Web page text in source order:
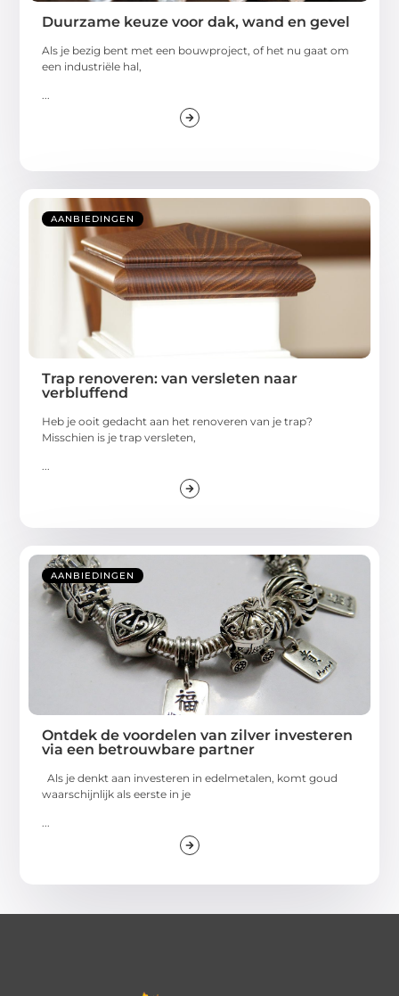
Duurzame keuze voor dak, wand en gevel
Als je bezig bent met een bouwproject, of het nu gaat om
een industriële hal,
...
AANBIEDINGEN
Trap renoveren: van versleten naar
verbluffend
Heb je ooit gedacht aan het renoveren van je trap?
Misschien is je trap versleten,
...
AANBIEDINGEN
Ontdek de voordelen van zilver investeren
via een betrouwbare partner
Als je denkt aan investeren in edelmetalen, komt goud
waarschijnlijk als eerste in je
...